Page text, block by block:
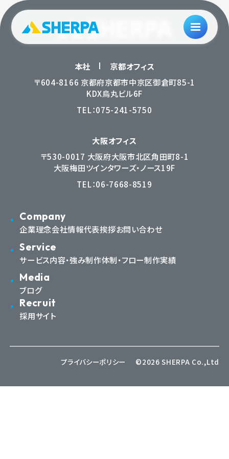
本社
京都オフィス
〒604-8166 京都府京都市中京区御倉町85-1
KDX烏丸ビル6F
TEL：075-241-5750
大阪オフィス
〒530-0017 大阪府大阪市北区角田町8-1
大阪梅田ツインタワーズ・ノース19F
TEL：06-7668-8519
Company
企業理念会社情報代表挨拶お問い合わせ
Service
サービス内容・強み制作体制・フロー制作実績
Media
ブログ
Recruit
採用サイト
プライバシーポリシー ©2026 SHERPA Co.,Ltd